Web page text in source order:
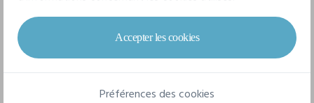
Marque
Flexfit
Accepter les cookies
Préférences des cookies